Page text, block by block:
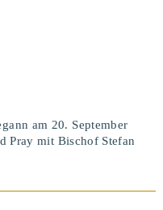
am 20. September
Pray mit Bischof Stefan